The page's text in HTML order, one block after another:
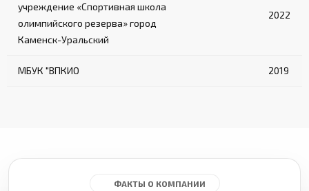
учреждение «Спортивная школа
олимпийского резерва» город
Каменск-Уральский
2022
МБУК "ВПКИО 2019
ФАКТЫ О КОМПАНИИ